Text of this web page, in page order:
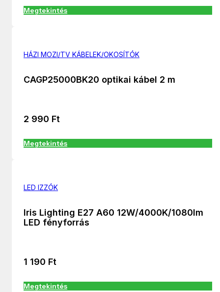
Megtekintés
HÁZI MOZI/TV KÁBELEK/OKOSÍTÓK
CAGP25000BK20 optikai kábel 2 m
2 990 Ft
Megtekintés
LED IZZÓK
Iris Lighting E27 A60 12W/4000K/1080lm
LED fényforrás
1 190 Ft
Megtekintés